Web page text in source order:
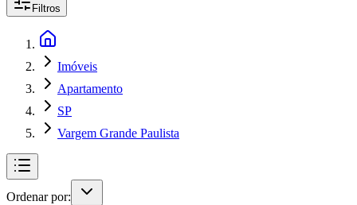
Filtros
Imóveis
Apartamento
SP
Vargem Grande Paulista
Ordenar por: